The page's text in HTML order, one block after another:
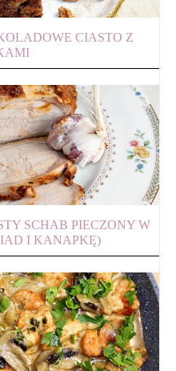
CIASTO Z
SCHAB PIECZONY W
I KANAPKĘ)